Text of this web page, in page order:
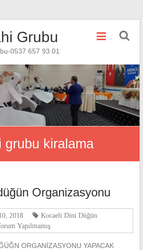
Grubu
0537 657 93 01
grubu kiralama
Organizasyonu
2018
Kocaeli Dini Düğün
Yapılmamış
ORGANİZASYONU YAPACAK